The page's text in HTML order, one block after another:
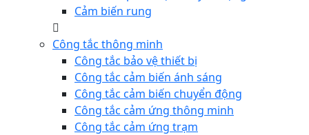
Cảm biến rung
Công tắc thông minh
Công tắc bảo vệ thiết bị
Công tắc cảm biến ánh sáng
Công tắc cảm biến chuyển động
Công tắc cảm ứng thông minh
Công tắc cảm ứng trạm